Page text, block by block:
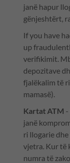
janë hapur
gënjeshtërt,
If you have
up
verifikimit.
depozitave
fjalëkalim të
mamasë).
Kartat ATM
janë
ri llogarie
vjetra. Kur të
numra të